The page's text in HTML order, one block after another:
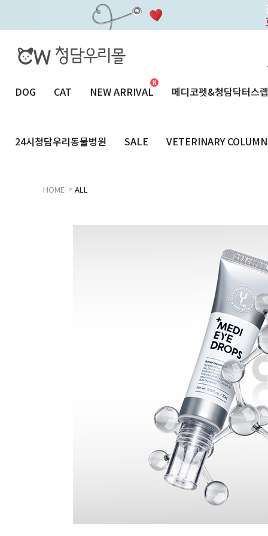
DOG CAT NEW ARRIVAL 메디코펫&청담닥터스랩
24시청담우리동물병원 SALE VETERINARY COLUMN
HOME > ALL